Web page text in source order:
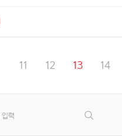
11 12 13 14